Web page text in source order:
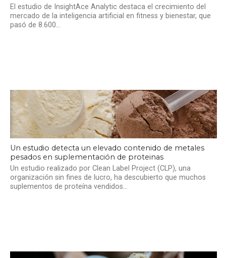
El estudio de InsightAce Analytic destaca el crecimiento del
mercado de la inteligencia artificial en fitness y bienestar, que
pasó de 8.600...
Un estudio detecta un elevado contenido de metales
pesados en suplementación de proteinas
Un estudio realizado por Clean Label Project (CLP), una
organización sin fines de lucro, ha descubierto que muchos
suplementos de proteína vendidos...